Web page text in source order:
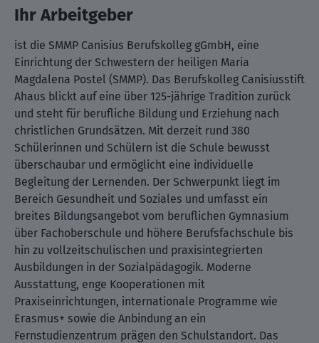
Ihr Arbeitgeber
ist die SMMP Canisius Berufskolleg gGmbH, eine
Einrichtung der Schwestern der heiligen Maria
Magdalena Postel (SMMP). Das Berufskolleg Canisiusstift
Ahaus blickt auf eine über 125-jährige Tradition zurück
und steht für berufliche Bildung und Erziehung nach
christlichen Grundsätzen. Mit derzeit rund 380
Schülerinnen und Schülern ist die Schule bewusst
überschaubar und ermöglicht eine individuelle
Begleitung der Lernenden. Der Schwerpunkt liegt im
Bereich Gesundheit und Soziales und umfasst ein
breites Bildungsangebot vom beruflichen Gymnasium
über Fachoberschule und höhere Berufsfachschule bis
hin zu vollzeitschulischen und praxisintegrierten
Ausbildungen in der Sozialpädagogik. Moderne
Ausstattung, enge Kooperationen mit
Praxiseinrichtungen, internationale Programme wie
Erasmus+ sowie die Anbindung an ein
Fernstudienzentrum prägen den Schulstandort. Das